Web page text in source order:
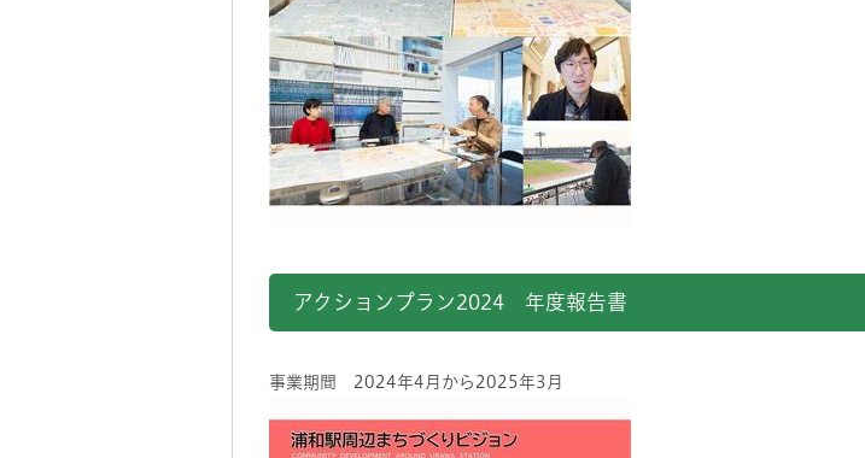
アクションプラン2024 年度報告書
事業期間 2024年4月から2025年3月